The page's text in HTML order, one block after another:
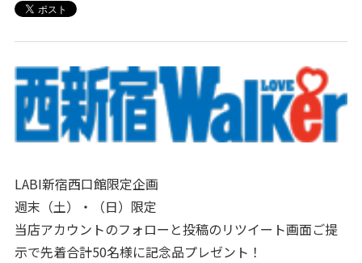
LABI新宿西口館限定企画
週末（土）・（日）限定
当店アカウントのフォローと投稿のリツイート画面ご提
示で先着合計50名様に記念品プレゼント！